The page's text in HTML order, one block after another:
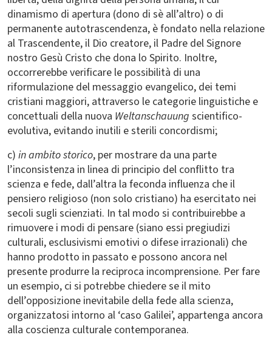
dinamismo di apertura (dono di sè all’altro) o di
permanente autotrascendenza, è fondato nella relazione
al Trascendente, il Dio creatore, il Padre del Signore
nostro Gesù Cristo che dona lo Spirito. Inoltre,
occorrerebbe verificare le possibilità di una
riformulazione del messaggio evangelico, dei temi
cristiani maggiori, attraverso le categorie linguistiche e
concettuali della nuova Weltanschauung scientifico-
evolutiva, evitando inutili e sterili concordismi;
c) in ambito storico, per mostrare da una parte
l’inconsistenza in linea di principio del conflitto tra
scienza e fede, dall’altra la feconda influenza che il
pensiero religioso (non solo cristiano) ha esercitato nei
secoli sugli scienziati. In tal modo si contribuirebbe a
rimuovere i modi di pensare (siano essi pregiudizi
culturali, esclusivismi emotivi o difese irrazionali) che
hanno prodotto in passato e possono ancora nel
presente produrre la reciproca incomprensione. Per fare
un esempio, ci si potrebbe chiedere se il mito
dell’opposizione inevitabile della fede alla scienza,
organizzatosi intorno al ‘caso Galilei’, appartenga ancora
alla coscienza culturale contemporanea.